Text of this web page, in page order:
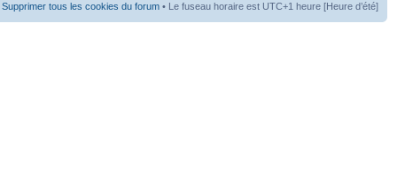
Supprimer tous les cookies du forum • Le fuseau horaire est UTC+1 heure [Heure d’été]